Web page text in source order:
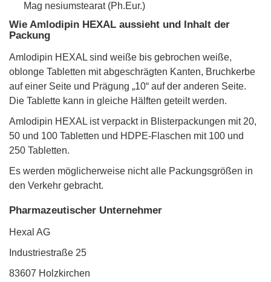
Mag nesiumstearat (Ph.Eur.)
Wie Amlodipin HEXAL aussieht und Inhalt der
Packung
Amlodipin HEXAL sind weiße bis gebrochen weiße,
oblonge Tabletten mit abgeschrägten Kanten, Bruchkerbe
auf einer Seite und Prägung „10“ auf der anderen Seite.
Die Tablette kann in gleiche Hälften geteilt werden.
Amlodipin HEXAL ist verpackt in Blisterpackungen mit 20,
50 und 100 Tabletten und HDPE-Flaschen mit 100 und
250 Tabletten.
Es werden möglicherweise nicht alle Packungsgrößen in
den Verkehr gebracht.
Pharmazeutischer Unternehmer
Hexal AG
Industriestraße 25
83607 Holzkirchen